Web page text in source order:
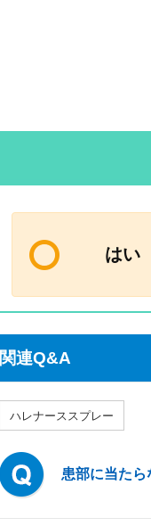
はい
関連Q&A
ハレナーススプレー
患部に当たら